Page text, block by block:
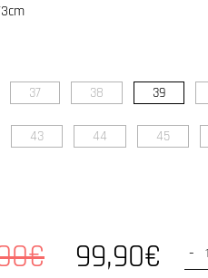
37 38 39
43 44 45
99,90€ -